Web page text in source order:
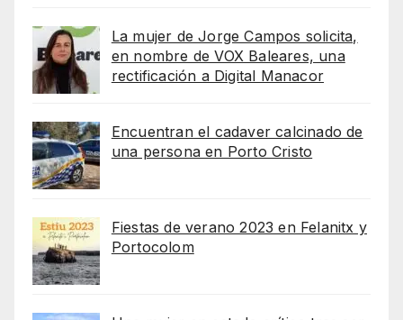
La mujer de Jorge Campos solicita,
en nombre de VOX Baleares, una
rectificación a Digital Manacor
Encuentran el cadaver calcinado de
una persona en Porto Cristo
Fiestas de verano 2023 en Felanitx y
Portocolom